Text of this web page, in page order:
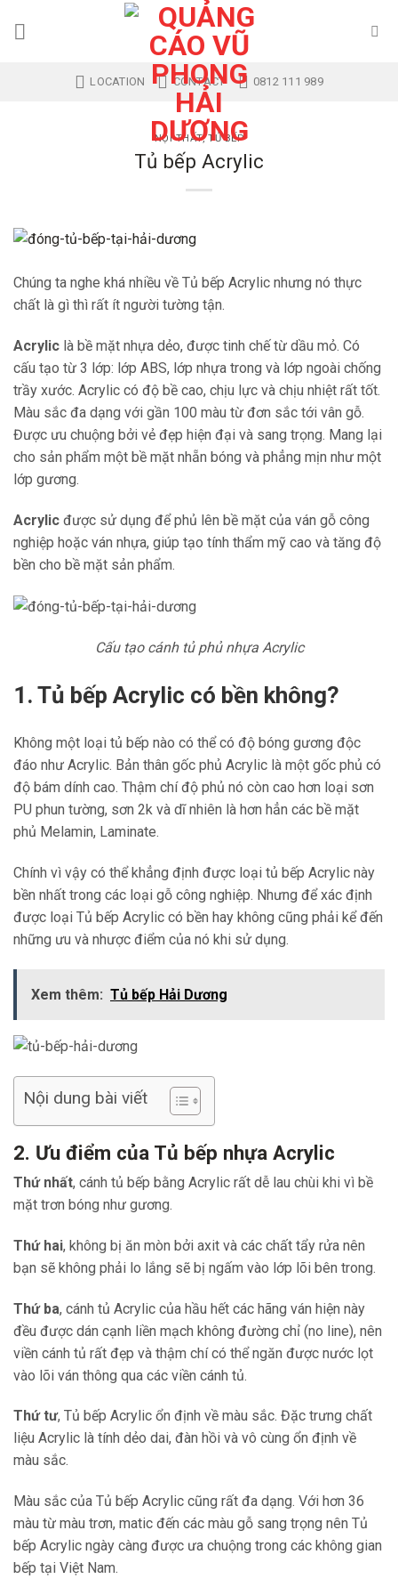
LOCATION CONTACT 0812 111 989
NỘI THẤT,TỦ BẾP
Tủ bếp Acrylic
Chúng ta nghe khá nhiều về Tủ bếp Acrylic nhưng nó thực
chất là gì thì rất ít người tường tận.
Acrylic là bề mặt nhựa dẻo, được tinh chế từ dầu mỏ. Có
cấu tạo từ 3 lớp: lớp ABS, lớp nhựa trong và lớp ngoài chống
trầy xước. Acrylic có độ bề cao, chịu lực và chịu nhiệt rất tốt.
Màu sắc đa dạng với gần 100 màu từ đơn sắc tới vân gỗ.
Được ưu chuộng bởi vẻ đẹp hiện đại và sang trọng. Mang lại
cho sản phẩm một bề mặt nhẵn bóng và phẳng mịn như một
lớp gương.
Acrylic được sử dụng để phủ lên bề mặt của ván gỗ công
nghiệp hoặc ván nhựa, giúp tạo tính thẩm mỹ cao và tăng độ
bền cho bề mặt sản phẩm.
Cấu tạo cánh tủ phủ nhựa Acrylic
1. Tủ bếp Acrylic có bền không?
Không một loại tủ bếp nào có thể có độ bóng gương độc
đáo như Acrylic. Bản thân gốc phủ Acrylic là một gốc phủ có
độ bám dính cao. Thậm chí độ phủ nó còn cao hơn loại sơn
PU phun tường, sơn 2k và dĩ nhiên là hơn hẳn các bề mặt
phủ Melamin, Laminate.
Chính vì vậy có thể khẳng định được loại tủ bếp Acrylic này
bền nhất trong các loại gỗ công nghiệp. Nhưng để xác định
được loại Tủ bếp Acrylic có bền hay không cũng phải kể đến
những ưu và nhược điểm của nó khi sử dụng.
Xem thêm: Tủ bếp Hải Dương
Nội dung bài viết
2. Ưu điểm của Tủ bếp nhựa Acrylic
Thứ nhất, cánh tủ bếp bằng Acrylic rất dễ lau chùi khi vì bề
mặt trơn bóng như gương.
Thứ hai, không bị ăn mòn bởi axit và các chất tẩy rửa nên
bạn sẽ không phải lo lắng sẽ bị ngấm vào lớp lõi bên trong.
Thứ ba, cánh tủ Acrylic của hầu hết các hãng ván hiện này
đều được dán cạnh liền mạch không đường chỉ (no line), nên
viền cánh tủ rất đẹp và thậm chí có thể ngăn được nước lọt
vào lõi ván thông qua các viền cánh tủ.
Thứ tư, Tủ bếp Acrylic ổn định về màu sắc. Đặc trưng chất
liệu Acrylic là tính dẻo dai, đàn hồi và vô cùng ổn định về
màu sắc.
Màu sắc của Tủ bếp Acrylic cũng rất đa dạng. Với hơn 36
màu từ màu trơn, matic đến các màu gỗ sang trọng nên Tủ
bếp Acrylic ngày càng được ưa chuộng trong các không gian
bếp tại Việt Nam.